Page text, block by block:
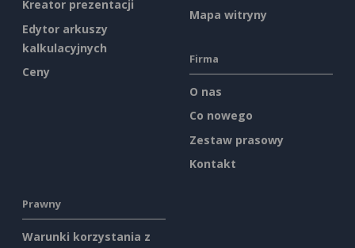
Kreator prezentacji
Edytor arkuszy
kalkulacyjnych
Ceny
Mapa witryny
Firma
O nas
Co nowego
Zestaw prasowy
Kontakt
Prawny
Warunki korzystania z